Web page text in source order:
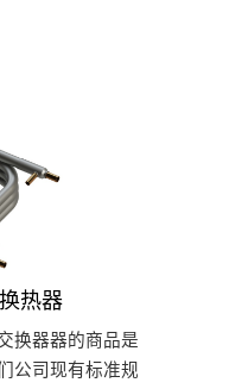
热器
换器器的商品是
公司现有标准规